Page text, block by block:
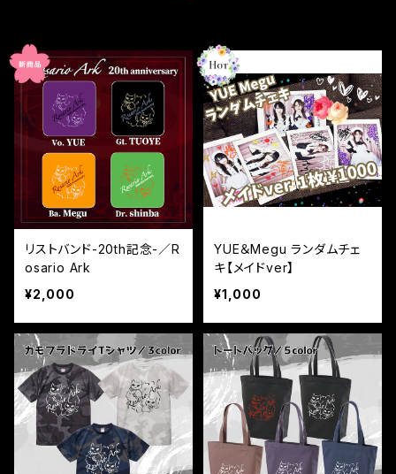
リストバンド-20th記念-／R
osario Ark
¥2,000
YUE＆Megu ランダムチェ
キ【メイドver】
¥1,000